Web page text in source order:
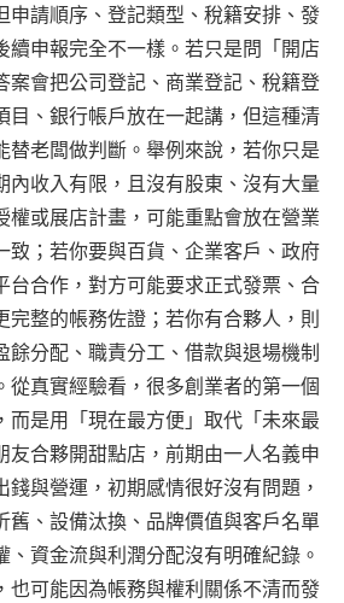
申請順序、登記類型、稅籍安排、發
續申報完全不一樣。若只是問「開店
案會把公司登記、商業登記、稅籍登
目、銀行帳戶放在一起講，但這種清
替老闆做判斷。舉例來說，若你只是
內收入有限，且沒有股東、沒有大量
權或展店計畫，可能重點會放在營業
致；若你要與百貨、企業客戶、政府
台合作，對方可能要求正式發票、合
完整的帳務佐證；若你有合夥人，則
餘分配、職責分工、借款與退場機制
從真實經驗看，很多創業者的第一個
而是用「現在最方便」取代「未來最
友合夥開甜點店，前期由一人名義申
與營運，初期感情很好沒有問題，
舊、設備汰換、品牌價值與客戶名單
、資金流與利潤分配沒有明確紀錄。
也可能因為帳務與權利關係不清而發